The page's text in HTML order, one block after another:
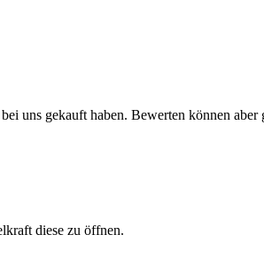
uns gekauft haben. Bewerten können
diese zu öffnen.